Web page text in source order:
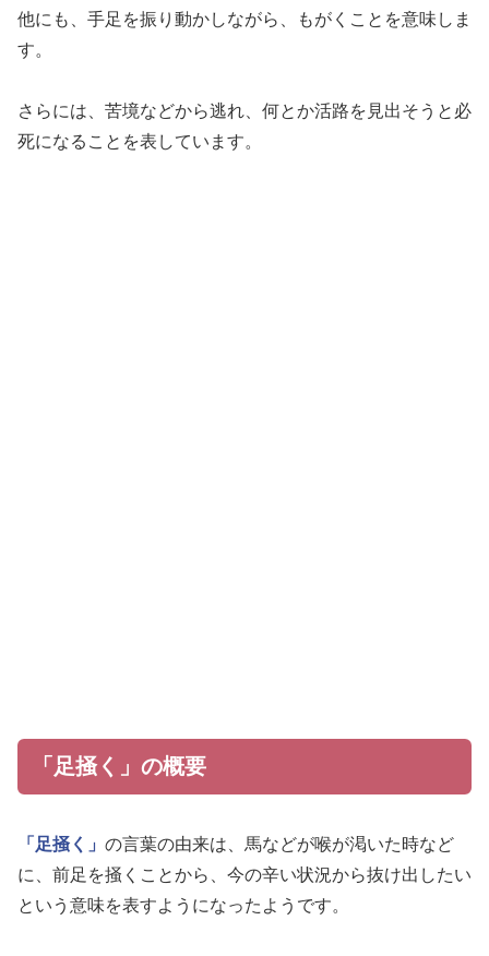
他にも、手足を振り動かしながら、もがくことを意味しま
す。
さらには、苦境などから逃れ、何とか活路を見出そうと必
死になることを表しています。
「足掻く」の概要
「足掻く」 の言葉の由来は、馬などが喉が渇いた時など
に、前足を掻くことから、今の辛い状況から抜け出したい
という意味を表すようになったようです。